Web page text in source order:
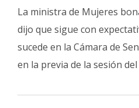
La ministra de Mujeres
dijo que sigue con
sucede en la Cámara de
en la previa de la sesión